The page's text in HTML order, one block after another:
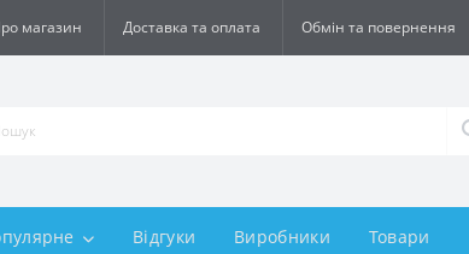
магазин Доставка та оплата Обмін та повернення
Відгуки Виробники Товари